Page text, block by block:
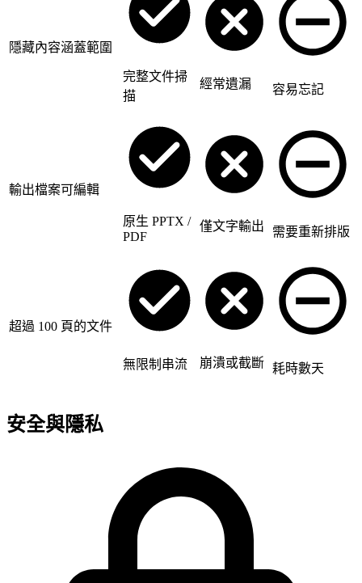
隱藏內容涵蓋範圍
完整文件掃
描
經常遺漏 容易忘記
輸出檔案可編輯
原生 PPTX /
PDF
僅文字輸出 需要重新排版
超過 100 頁的文件
無限制串流 崩潰或截斷 耗時數天
安全與隱私